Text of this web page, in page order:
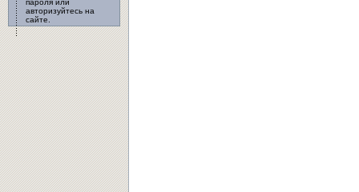
пароля или
авторизуйтесь на
сайте.